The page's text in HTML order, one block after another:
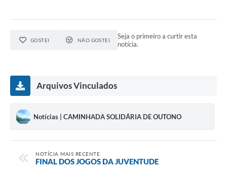
GOSTEI NÃO GOSTEI
Seja o primeiro a curtir esta
notícia.
Arquivos Vinculados
Notícias | CAMINHADA SOLIDÁRIA DE OUTONO
NOTÍCIA MAIS RECENTE
FINAL DOS JOGOS DA JUVENTUDE